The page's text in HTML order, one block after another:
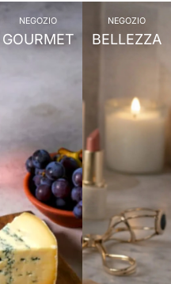
NEGOZIO
GOURMET
NEGOZIO
BELLEZZA